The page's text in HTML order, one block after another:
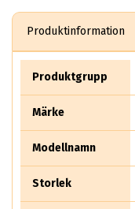
Produktinformation
Produktgrupp
Märke
Modellnamn
Storlek